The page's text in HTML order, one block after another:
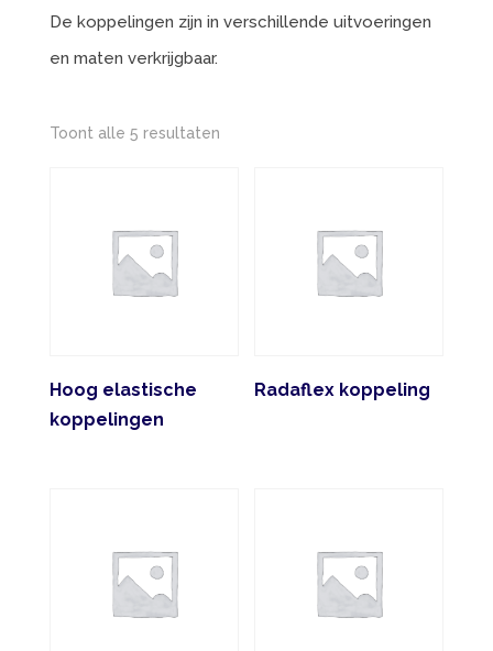
De koppelingen zijn in verschillende uitvoeringen
en maten verkrijgbaar.
Toont alle 5 resultatenGesorteerd
Hoog elastische
koppelingen
Radaflex koppeling